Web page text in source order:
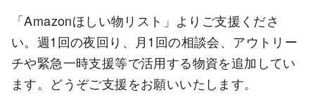
「Amazonほしい物リスト」よりご支援くださ
い。週1回の夜回り、月1回の相談会、アウトリー
チや緊急一時支援等で活用する物資を追加してい
ます。どうぞご支援をお願いいたします。